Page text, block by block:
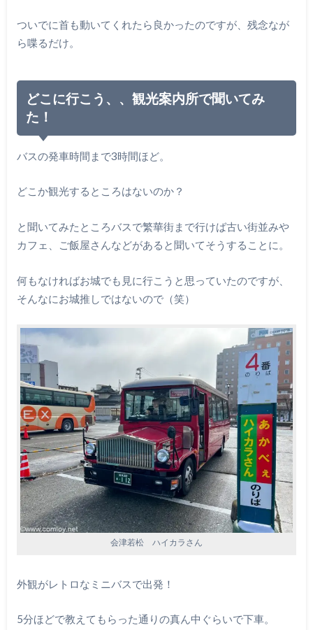
ついでに首も動いてくれたら良かったのですが、残念なが
ら喋るだけ。
どこに行こう、、観光案内所で聞いてみ
た！
バスの発車時間まで3時間ほど。
どこか観光するところはないのか？
と聞いてみたところバスで繁華街まで行けば古い街並みや
カフェ、ご飯屋さんなどがあると聞いてそうすることに。
何もなければお城でも見に行こうと思っていたのですが、
そんなにお城推しではないので（笑）
会津若松 ハイカラさん
外観がレトロなミニバスで出発！
5分ほどで教えてもらった通りの真ん中ぐらいで下車。